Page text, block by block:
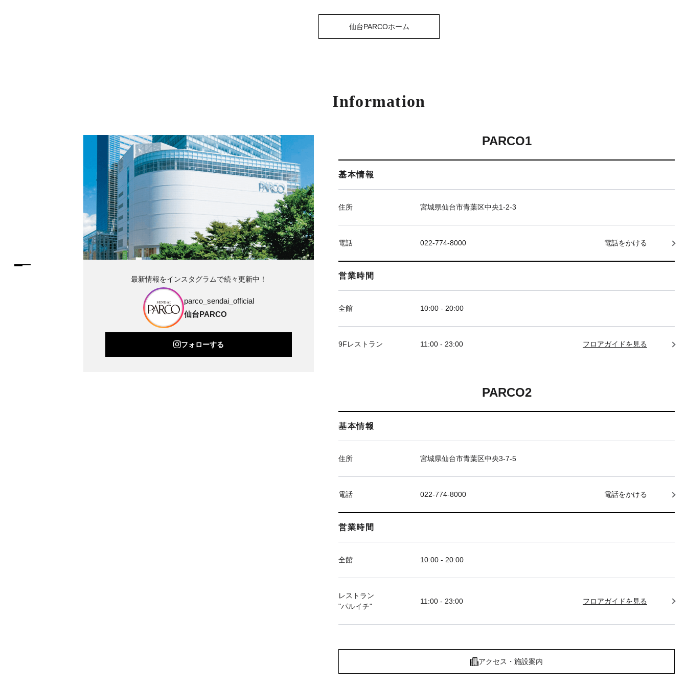
仙台PARCOホーム
Information
PARCO1
基本情報
住所 宮城県仙台市青葉区中央1-2-3
電話 022-774-8000 電話をかける
営業時間
全館 10:00 - 20:00
9Fレストラン 11:00 - 23:00 フロアガイドを見る
PARCO2
基本情報
住所 宮城県仙台市青葉区中央3-7-5
電話 022-774-8000 電話をかける
営業時間
全館 10:00 - 20:00
レストラン
"パルイチ"
11:00 - 23:00 フロアガイドを見る
アクセス・施設案内
最新情報をインスタグラムで続々更新中！
parco_sendai_official
仙台PARCO
フォローする